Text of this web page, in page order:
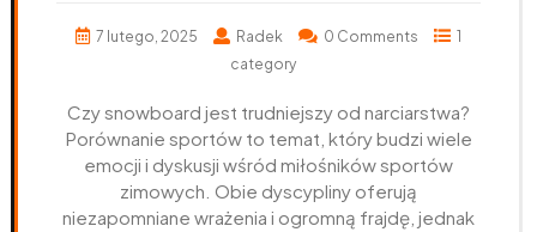
7 lutego, 2025 Radek 0 Comments
1
category
Czy snowboard jest trudniejszy od narciarstwa?
Porównanie sportów to temat, który budzi wiele
emocji i dyskusji wśród miłośników sportów
zimowych. Obie dyscypliny oferują
niezapomniane wrażenia i ogromną frajdę, jednak